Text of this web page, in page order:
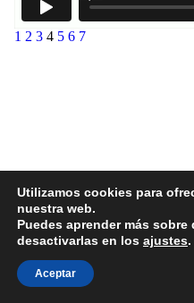
1 2 3 4 5 6 7
Utilizamos cookies para
nuestra web.
Puedes aprender más
desactivarlas en los ajustes.
Aceptar